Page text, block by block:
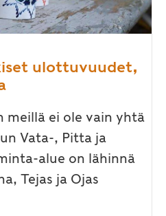
ulottuvuudet,
meillä ei ole vain yhtä
Vata-, Pitta ja
alue on lähinnä
Tejas ja Ojas